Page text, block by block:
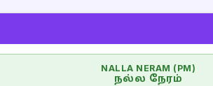
NALLA NERAM (PM)
நல்ல நேரம்